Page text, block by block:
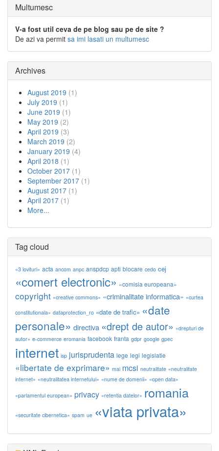
Multumesc
V-a fost util ceva de pe blog sau pe de site ?
De azi va permit sa imi lasati un multumesc
Archives
August 2019 (1)
July 2019 (1)
June 2019 (1)
May 2019 (2)
April 2019 (3)
March 2019 (2)
January 2019 (4)
April 2018 (1)
October 2017 (1)
September 2017 (1)
August 2017 (1)
April 2017 (1)
More...
Tag cloud
«3 lovituri» acta ancom anpc anspdcp apti blocare cedo cej
«comert electronic» «comisia europeana»
copyright «creative commons» «criminalitate informatica» «curtea
constitutionala» dataprotection_ro «date de trafic» «date
personale» directiva «drept de autor» «drepturi de
autor» e-commerce eromania facebook franta gdpr google gpec
internet isp jurisprudenta lege legi legislatie
«libertate de exprimare» mai mcsi neutralitate «neutralitate
internet» «neutralitatea internetului» «nume de domenii» «open data»
«parlamentul european» privacy «retentia datelor» romania
«securitate cibernetica» spam ue «viata privata»